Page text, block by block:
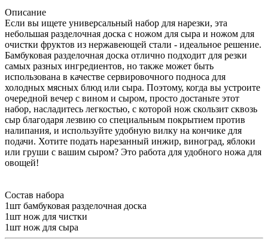
Описание
Если вы ищете универсальный набор для нарезки, эта
небольшая разделочная доска с ножом для сыра и ножом для
очистки фруктов из нержавеющей стали - идеальное решение.
Бамбуковая разделочная доска отлично подходит для резки
самых разных ингредиентов, но также может быть
использована в качестве сервировочного подноса для
холодных мясных блюд или сыра. Поэтому, когда вы устроите
очередной вечер с вином и сыром, просто достаньте этот
набор, насладитесь легкостью, с которой нож скользит сквозь
сыр благодаря лезвию со специальным покрытием против
налипания, и используйте удобную вилку на кончике для
подачи. Хотите подать нарезанный инжир, виноград, яблоки
или груши с вашим сыром? Это работа для удобного ножа для
овощей!
Состав набора
1шт бамбуковая разделочная доска
1шт нож для чистки
1шт нож для сыра